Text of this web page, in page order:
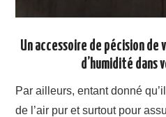
Un accessoire de pécision
d’humidité dans
Par ailleurs, entant donné
de l’air pur et surtout pour